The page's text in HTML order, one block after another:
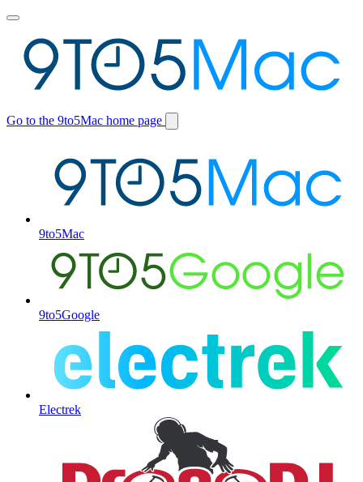
Toggle
menu
Go to the 9to5Mac home page
Switch
9to5Mac
9to5Google
Electrek